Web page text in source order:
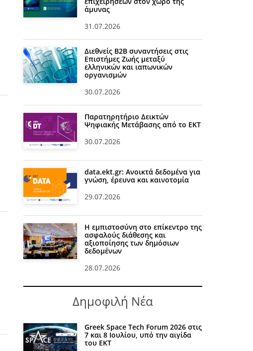
άμυνας
31.07.2026
Διεθνείς Β2Β συναντήσεις στις
Επιστήμες Ζωής μεταξύ
ελληνικών και ιαπωνικών
οργανισμών
30.07.2026
Παρατηρητήριο Δεικτών
Ψηφιακής Μετάβασης από το ΕΚΤ
30.07.2026
data.ekt.gr: Ανοικτά δεδομένα για
γνώση, έρευνα και καινοτομία
29.07.2026
Η εμπιστοσύνη στο επίκεντρο της
ασφαλούς διάθεσης και
αξιοποίησης των δημόσιων
δεδομένων
28.07.2026
Δημοφιλή Νέα
Greek Space Tech Forum 2026 στις
7 και 8 Ιουλίου, υπό την αιγίδα
του ΕΚΤ